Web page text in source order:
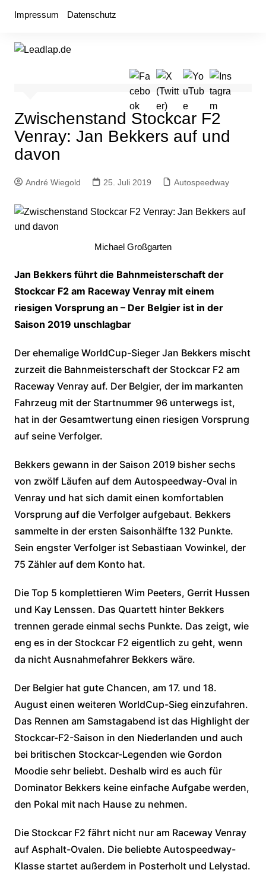
Impressum Datenschutz
Zwischenstand Stockcar F2
Venray: Jan Bekkers auf und
davon
André Wiegold 25. Juli 2019 Autospeedway
Michael Großgarten
Jan Bekkers führt die Bahnmeisterschaft der
Stockcar F2 am Raceway Venray mit einem
riesigen Vorsprung an – Der Belgier ist in der
Saison 2019 unschlagbar
Der ehemalige WorldCup-Sieger Jan Bekkers mischt
zurzeit die Bahnmeisterschaft der Stockcar F2 am
Raceway Venray auf. Der Belgier, der im markanten
Fahrzeug mit der Startnummer 96 unterwegs ist,
hat in der Gesamtwertung einen riesigen Vorsprung
auf seine Verfolger.
Bekkers gewann in der Saison 2019 bisher sechs
von zwölf Läufen auf dem Autospeedway-Oval in
Venray und hat sich damit einen komfortablen
Vorsprung auf die Verfolger aufgebaut. Bekkers
sammelte in der ersten Saisonhälfte 132 Punkte.
Sein engster Verfolger ist Sebastiaan Vowinkel, der
75 Zähler auf dem Konto hat.
Die Top 5 komplettieren Wim Peeters, Gerrit Hussen
und Kay Lenssen. Das Quartett hinter Bekkers
trennen gerade einmal sechs Punkte. Das zeigt, wie
eng es in der Stockcar F2 eigentlich zu geht, wenn
da nicht Ausnahmefahrer Bekkers wäre.
Der Belgier hat gute Chancen, am 17. und 18.
August einen weiteren WorldCup-Sieg einzufahren.
Das Rennen am Samstagabend ist das Highlight der
Stockcar-F2-Saison in den Niederlanden und auch
bei britischen Stockcar-Legenden wie Gordon
Moodie sehr beliebt. Deshalb wird es auch für
Dominator Bekkers keine einfache Aufgabe werden,
den Pokal mit nach Hause zu nehmen.
Die Stockcar F2 fährt nicht nur am Raceway Venray
auf Asphalt-Ovalen. Die beliebte Autospeedway-
Klasse startet außerdem in Posterholt und Lelystad.